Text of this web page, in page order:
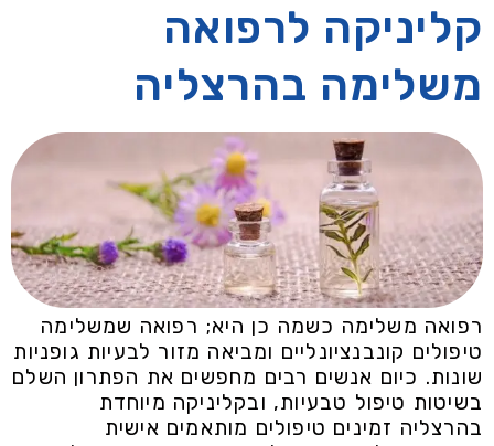
קליניקה לרפואה
משלימה בהרצליה
רפואה משלימה כשמה כן היא; רפואה שמשלימה
טיפולים קונבנציונליים ומביאה מזור לבעיות גופניות
שונות. כיום אנשים רבים מחפשים את הפתרון השלם
בשיטות טיפול טבעיות, ובקליניקה מיוחדת
בהרצליה זמינים טיפולים מותאמים אישית